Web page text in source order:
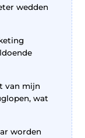
wedden
van mijn
wat
worden